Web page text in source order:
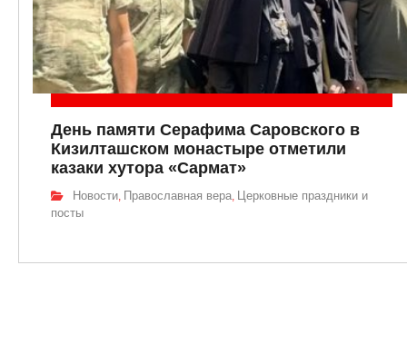
День памяти Серафима Саровского в
Кизилташском монастыре отметили
казаки хутора «Сармат»
Новости, Православная вера,
Церковные праздники и
посты